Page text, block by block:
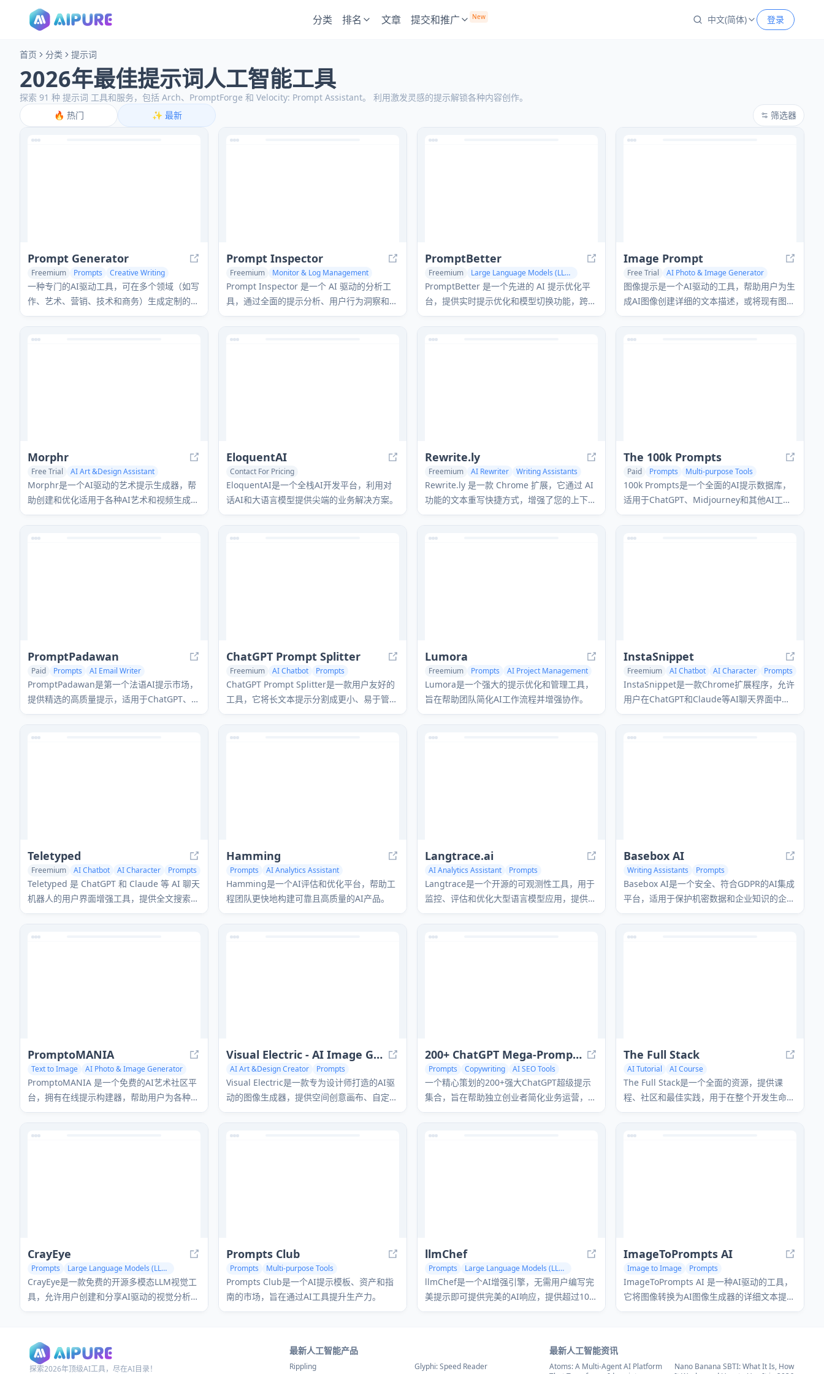
分类 排名 文章 提交和推广 New 中文(简体) 登录
首页 分类 提示词
2026年最佳提示词人工智能工具
探索 91 种 提示词 工具和服务，包括 Arch、PromptForge 和 Velocity: Prompt Assistant。
利用激发灵感的提示解锁各种内容创作。
🔥 热门 ✨ 最新 筛选器
Prompt Generator
Freemium Prompts Creative Writing
一种专门的AI驱动工具，可在多个领域（如写
作、艺术、营销、技术和商务）生成定制的、
上下文感知的提示，以增强与AI语言模型的交
Prompt Inspector
Freemium
Monitor & Log Management
Prompts
Prompt Inspector 是一个 AI 驱动的分析工
具，通过全面的提示分析、用户行为洞察和道
德内容过滤，帮助开发人员和企业优化他们的
PromptBetter
Freemium
Large Language Models (LLMs)
Prompts
PromptBetter 是一个先进的 AI 提示优化平
台，提供实时提示优化和模型切换功能，跨多
个 GPT 模型提供 10 倍更好、更像人类的 AI
Image Prompt
Free Trial
AI Photo & Image Generator
AI Illustration Generator
Prompts
图像提示是一个AI驱动的工具，帮助用户为生
成AI图像创建详细的文本描述，或将现有图像
转换为描述性提示，适用于各种AI图像生成模
Morphr
Free Trial
AI Art &Design Assistant
AI Art &Design Creator
Prompts
Morphr是一个AI驱动的艺术提示生成器，帮
助创建和优化适用于各种AI艺术和视频生成平
台（如Midjourney、DALL-E等）的提示。
EloquentAI
Contact For Pricing
Large Language Models (LLMs)
Prompts
EloquentAI是一个全栈AI开发平台，利用对
话AI和大语言模型提供尖端的业务解决方案。
Rewrite.ly
Freemium AI Rewriter
Writing Assistants
Prompts
Rewrite.ly 是一款 Chrome 扩展，它通过 AI
功能的文本重写快捷方式，增强了您的上下文
菜单，使您能够通过预建提示或自定义命令即
The 100k Prompts
Paid Prompts
Multi-purpose Tools
Large Language Models (LLMs)
100k Prompts是一个全面的AI提示数据库，
适用于ChatGPT、Midjourney和其他AI工
具，提供100,000多个涵盖500多个类别的提
PromptPadawan
Paid Prompts
AI Email Writer
AI Script Writing
PromptPadawan是第一个法语AI提示市场，
提供精选的高质量提示，适用于ChatGPT、
Midjourney、DALL-E和Stable Diffusion。
ChatGPT Prompt Splitter
Freemium AI Chatbot
Prompts
Writing Assistants
ChatGPT Prompt Splitter是一款用户友好的
工具，它将长文本提示分割成更小、易于管理
的块，以便与ChatGPT和其他语言模型无缝集
Lumora
Freemium Prompts
AI Project Management
AI Team Collaboration
Lumora是一个强大的提示优化和管理工具，
旨在帮助团队简化AI工作流程并增强协作。
InstaSnippet
Freemium AI Chatbot AI Character Prompts
InstaSnippet是一款Chrome扩展程序，允许
用户在ChatGPT和Claude等AI聊天界面中直
接渲染交互式React组件。
Teletyped
Freemium AI Chatbot AI Character Prompts
Teletyped 是 ChatGPT 和 Claude 等 AI 聊天
机器人的用户界面增强工具，提供全文搜索、
聊天保存和可定制设置等功能。
Hamming
Prompts
AI Analytics Assistant
Large Language Models (LLMs)
Hamming是一个AI评估和优化平台，帮助工
程团队更快地构建可靠且高质量的AI产品。
Langtrace.ai
AI Analytics Assistant
Prompts
Large Language Models (LLMs)
Langtrace是一个开源的可观测性工具，用于
监控、评估和优化大型语言模型应用，提供实
时洞察和详细性能指标。
Basebox AI
Writing Assistants Prompts
Basebox AI是一个安全、符合GDPR的AI集成
平台，适用于保护机密数据和企业知识的企
业。
PromptoMANIA
Text to Image
AI Photo & Image Generator
AI Illustration Generator
PromptoMANIA 是一个免费的AI艺术社区平
台，拥有在线提示构建器，帮助用户为各种文
本到图像扩散模型创建详细提示。
Visual Electric - AI Image Generator
AI Art &Design Creator
Prompts
AI Photo & Image Generator
Visual Electric是一款专为设计师打造的AI驱
动的图像生成器，提供空间创意画布、自定义
样式和高级功能，如模型图创建和艺术指导。
200+ ChatGPT Mega-Prompts for Solopreneurs
Prompts Copywriting AI SEO Tools
一个精心策划的200+强大ChatGPT超级提示
集合，旨在帮助独立创业者简化业务运营，提
高生产力，并高效扩展业务。
The Full Stack
AI Tutorial
AI Course
Large Language Models (LLMs)
The Full Stack是一个全面的资源，提供课
程、社区和最佳实践，用于在整个开发生命周
期中构建AI驱动产品。
CrayEye
Prompts Large Language Models (LLMs)
CrayEye是一款免费的开源多模态LLM视觉工
具，允许用户创建和分享AI驱动的视觉分析提
示，这些提示通过设备传感器和API的现实世
Prompts Club
Prompts Multi-purpose Tools
Prompts Club是一个AI提示模板、资产和指
南的市场，旨在通过AI工具提升生产力。
llmChef
Prompts Large Language Models (LLMs)
llmChef是一个AI增强引擎，无需用户编写完
美提示即可提供完美的AI响应，提供超过100
个食谱并访问领先语言模型。
ImageToPrompts AI
Image to Image Prompts
ImageToPrompts AI 是一种AI驱动的工具，
它将图像转换为AI图像生成器的详细文本提
示，使用户能够使用自然语言描述来重新创建
探索2026年顶级AI工具，尽在AI目录！
最新人工智能产品
Rippling Glyphi: Speed Reader
最新人工智能资讯
Atoms: A Multi-Agent AI Platform
Nano Banana SBTI: What It Is, How